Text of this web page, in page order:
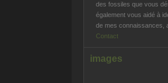
des fossiles que vous
également vous aidé à
de mes connaissances,
Contact
images